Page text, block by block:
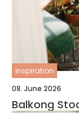
inspiration
08. June 2026
Balkong